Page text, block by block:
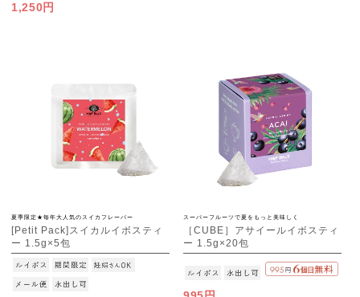
1,250円
夏季限定★毎年大人気のスイカフレーバー
[Petit Pack]スイカルイボスティ
ー 1.5g×5包
[M便 1/10]
スーパーフルーツで夏をもっと美味しく
［CUBE］アサイールイボスティ
ー 1.5g×20包